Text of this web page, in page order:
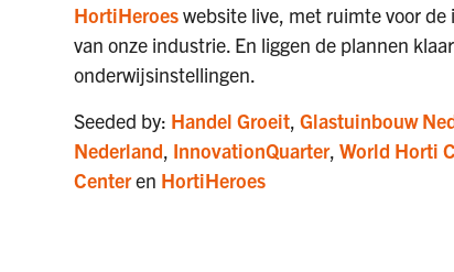
HortiHeroeswebsite live, met ruimte voor
van onze industrie. En liggen de plannen
onderwijsinstellingen.
Seeded by: Handel Groeit,Glastuinbouw
Nederland, InnovationQuarter,World Horti
Centeren HortiHeroes